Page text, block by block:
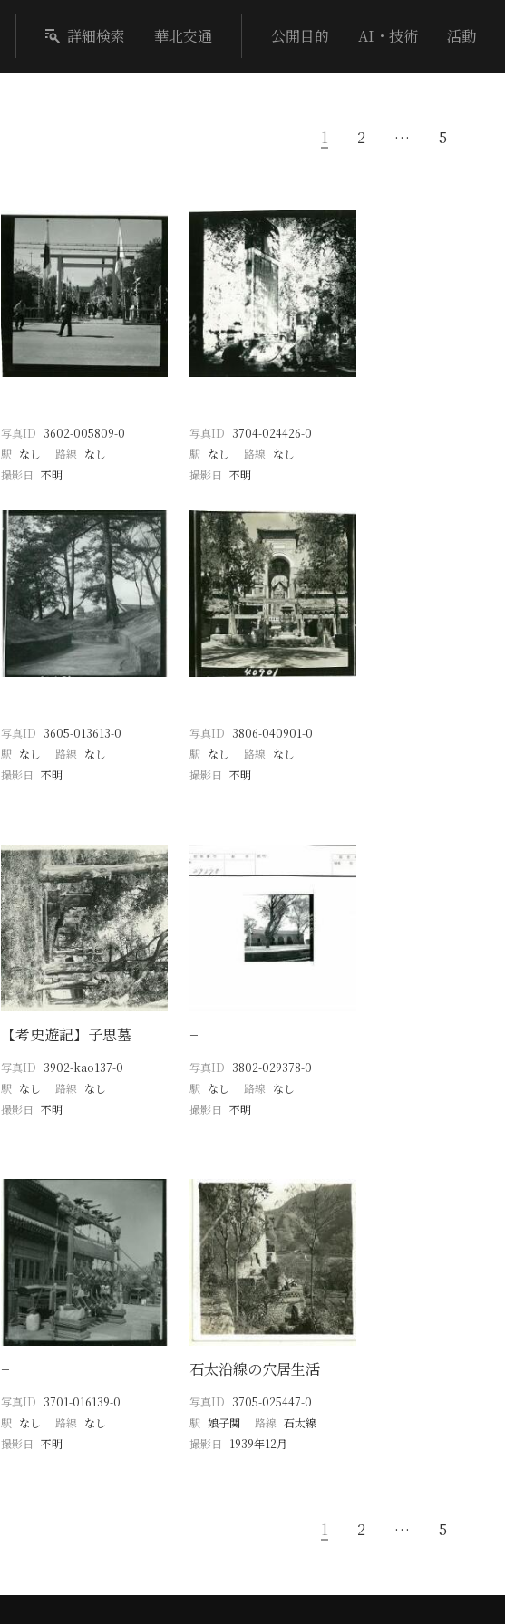
詳細検索 華北交通 公開目的 AI・技術 活動
1 2 … 5
−
写真ID 3602-005809-0
駅 なし 路線 なし
撮影日 不明
−
写真ID 3704-024426-0
駅 なし 路線 なし
撮影日 不明
−
写真ID 3605-013613-0
駅 なし 路線 なし
撮影日 不明
−
写真ID 3806-040901-0
駅 なし 路線 なし
撮影日 不明
【考史遊記】子思墓
写真ID 3902-kao137-0
駅 なし 路線 なし
撮影日 不明
−
写真ID 3802-029378-0
駅 なし 路線 なし
撮影日 不明
−
写真ID 3701-016139-0
駅 なし 路線 なし
撮影日 不明
石太沿線の穴居生活
写真ID 3705-025447-0
駅 娘子関 路線 石太線
撮影日
1939年12月
1 2 … 5